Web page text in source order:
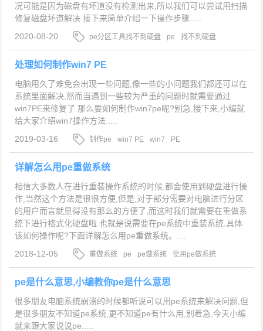
况可能是因为磁盘有坏道没有检测出来,所以我们可以尝试用扫描
修复磁盘坏道解决.接下来简单介绍一下操作步骤.....
2020-08-20
pe分区工具找不到硬盘 pe 找不到硬盘
处理如何制作win7 PE
电脑用久了难免会出现一些问题,像一些的小问题我们都还可以在
系统里面解决,然而当遇到一些较为严重的问题时就需要通过
win7PE来修复了.那么要如何制作win7pe呢?别急,接下来,小编就
给大家介绍win7操作方法.....
2019-03-16
制作pe win7 PE win7 PE
详解怎么用pe重做系统
相信大多数人在进行重装操作系统的时候,都会使用到硬盘进行操
作,当然这个方法是很很方便,但是,对于部分需要对电脑进行分区
的用户而言就显得没有那么的方便了,而这时我们就需要在重做系
统下进行格式化硬盘啦.也就是说需要在pe系统中重装系统,具体
该如何操作呢?下面详解怎么用pe重做系统。....
2018-12-05
重做系统 pe pe做系统 使用pe做系统
pe是什么意思,小编教你pe是什么意思
很多朋友电脑系统崩溃的时候都听说可以用pe系统来解决问题,但
是很多朋友不知道pe系统,更不知道pe有什么用,别着急,今天小编
就来跟大家说说pe.....